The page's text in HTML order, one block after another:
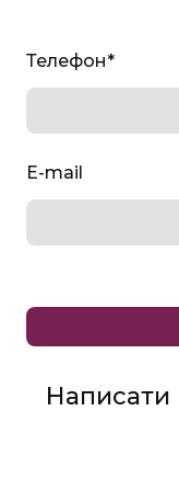
Телефон*
E-mail